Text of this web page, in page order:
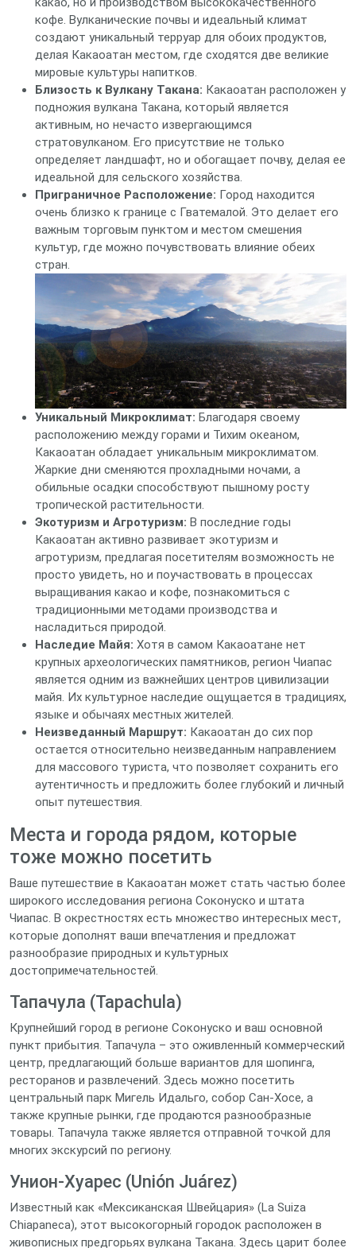
кофе. Вулканические почвы и идеальный климат
создают уникальный терруар для обоих продуктов,
делая Какаоатан местом, где сходятся две великие
мировые культуры напитков.
Близость к Вулкану Такана: Какаоатан расположен у
подножия вулкана Такана, который является
активным, но нечасто извергающимся
стратовулканом. Его присутствие не только
определяет ландшафт, но и обогащает почву, делая ее
идеальной для сельского хозяйства.
Приграничное Расположение: Город находится
очень близко к границе с Гватемалой. Это делает его
важным торговым пунктом и местом смешения
культур, где можно почувствовать влияние обеих
стран.
Уникальный Микроклимат: Благодаря своему
расположению между горами и Тихим океаном,
Какаоатан обладает уникальным микроклиматом.
Жаркие дни сменяются прохладными ночами, а
обильные осадки способствуют пышному росту
тропической растительности.
Экотуризм и Агротуризм: В последние годы
Какаоатан активно развивает экотуризм и
агротуризм, предлагая посетителям возможность не
просто увидеть, но и поучаствовать в процессах
выращивания какао и кофе, познакомиться с
традиционными методами производства и
насладиться природой.
Наследие Майя: Хотя в самом Какаоатане нет
крупных археологических памятников, регион Чиапас
является одним из важнейших центров цивилизации
майя. Их культурное наследие ощущается в традициях,
языке и обычаях местных жителей.
Неизведанный Маршрут: Какаоатан до сих пор
остается относительно неизведанным направлением
для массового туриста, что позволяет сохранить его
аутентичность и предложить более глубокий и личный
опыт путешествия.
Места и города рядом, которые
тоже можно посетить
Ваше путешествие в Какаоатан может стать частью более
широкого исследования региона Соконуско и штата
Чиапас. В окрестностях есть множество интересных мест,
которые дополнят ваши впечатления и предложат
разнообразие природных и культурных
достопримечательностей.
Тапачула (Tapachula)
Крупнейший город в регионе Соконуско и ваш основной
пункт прибытия. Тапачула – это оживленный коммерческий
центр, предлагающий больше вариантов для шопинга,
ресторанов и развлечений. Здесь можно посетить
центральный парк Мигель Идальго, собор Сан-Хосе, а
также крупные рынки, где продаются разнообразные
товары. Тапачула также является отправной точкой для
многих экскурсий по региону.
Унион-Хуарес (Unión Juárez)
Известный как «Мексиканская Швейцария» (La Suiza
Chiapaneca), этот высокогорный городок расположен в
живописных предгорьях вулкана Такана. Здесь царит более